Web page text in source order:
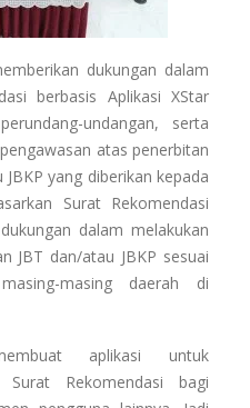
dukungan dalam
berbasis Aplikasi XStar
undangan, serta
atas penerbitan
yang diberikan kepada
Surat Rekomendasi
dalam melakukan
JBT dan/atau JBKP sesuai
masing daerah di
aplikasi untuk
Surat Rekomendasi bagi